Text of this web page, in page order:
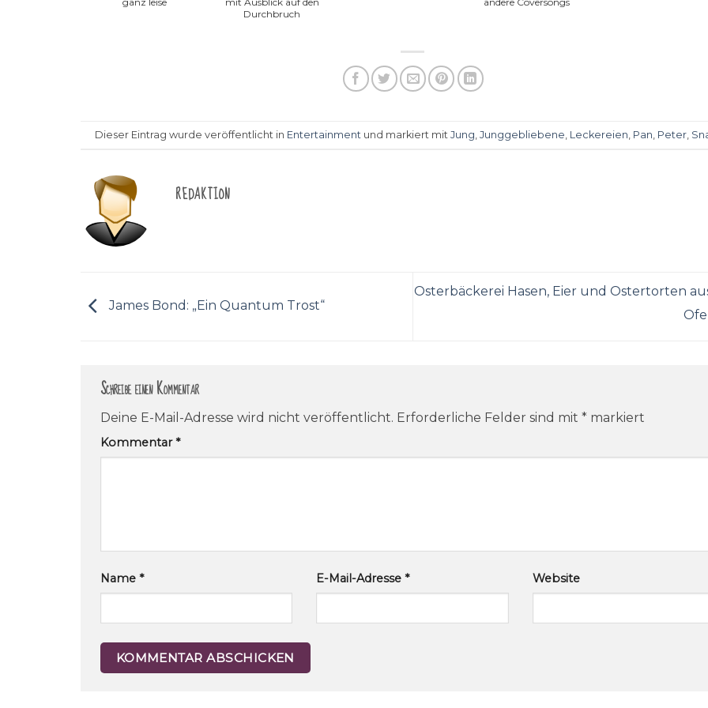
Durchbruch
Dieser Eintrag wurde veröffentlicht in Entertainment und markiert mit Jung Junggebliebene Leckereien Pan Peter
REDAKTION
James Bond: „Ein Quantum Trost“
Osterbäckerei Hasen, Eier und Ostertorten
Schreibe einen Kommentar
Deine E-Mail-Adresse wird nicht veröffentlicht. Erforderliche Felder sind mit * markiert
Kommentar*
Name * E-Mail-Adresse* Website